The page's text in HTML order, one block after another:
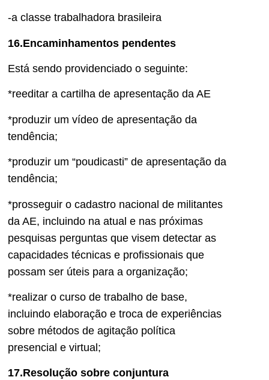
-a classe trabalhadora brasileira
16.Encaminhamentos pendentes
Está sendo providenciado o seguinte:
*reeditar a cartilha de apresentação da AE
*produzir um vídeo de apresentação da
tendência;
*produzir um “poudicasti” de apresentação da
tendência;
*prosseguir o cadastro nacional de militantes
da AE, incluindo na atual e nas próximas
pesquisas perguntas que visem detectar as
capacidades técnicas e profissionais que
possam ser úteis para a organização;
*realizar o curso de trabalho de base,
incluindo elaboração e troca de experiências
sobre métodos de agitação política
presencial e virtual;
17.Resolução sobre conjuntura